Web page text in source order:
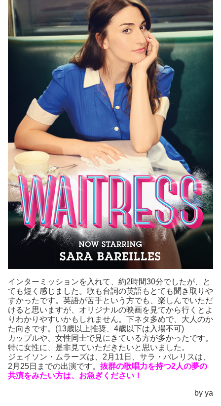
インターミッションを入れて、約2時間30分でしたが、と
ても短く感じました。歌も台詞の英語もとても聞き取りや
すかったです。英語が苦手という方でも、楽しんでいただ
けると思いますが、オリジナルの映画を見てから行くとよ
りわかりやすいかもしれません。下ネタ多めで、大人のか
た向きです。(13歳以上推奨、4歳以下は入場不可)
カップルや、女性同士で見にきている方が多かったです。
特に女性に、是非見ていただきたいと思いました。
ジェイソン・ムラーズは、2月11日、サラ・バレリスは、
2月25日までの出演です。 抜群の歌唱力を持つ2人の夢の
共演をみたい方は、お急ぎください！
by ya